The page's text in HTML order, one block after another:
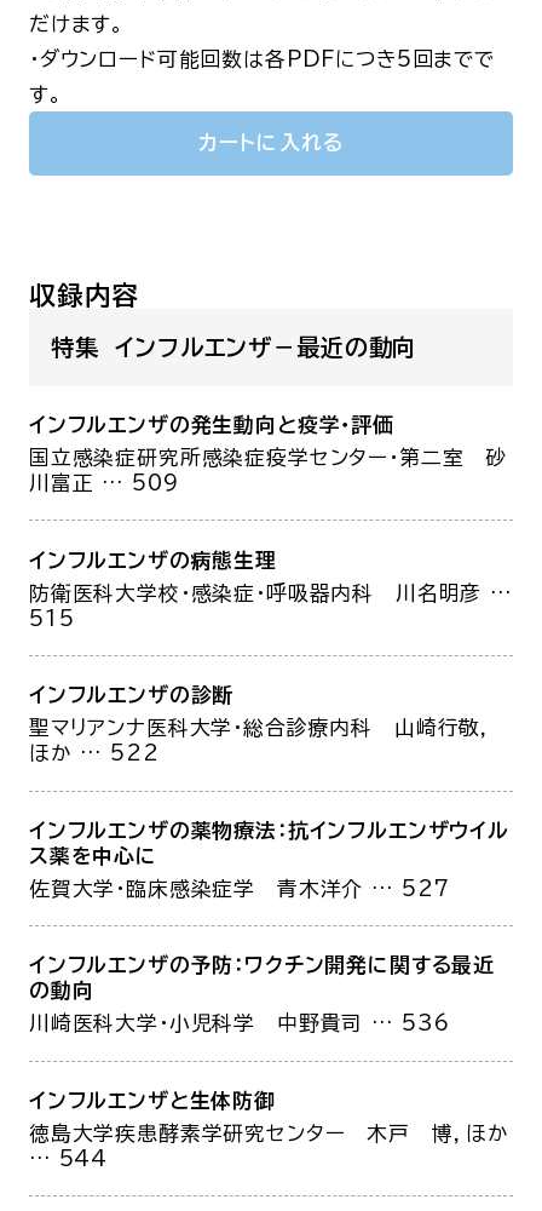
だけます。
・ダウンロード可能回数は各PDFにつき5回までで
す。
カートに入れる
収録内容
特集 インフルエンザ－最近の動向
インフルエンザの発生動向と疫学・評価
国立感染症研究所感染症疫学センター・第二室
砂
川富正 … 509
インフルエンザの病態生理
防衛医科大学校・感染症・呼吸器内科
川名明彦
…
515
インフルエンザの診断
聖マリアンナ医科大学・総合診療内科
山崎行敬，
ほか … 522
インフルエンザの薬物療法：抗インフルエンザウイル
ス薬を中心に
佐賀大学・臨床感染症学
青木洋介 … 527
インフルエンザの予防：ワクチン開発に関する最近
の動向
川崎医科大学・小児科学
中野貴司 … 536
インフルエンザと生体防御
徳島大学疾患酵素学研究センター
木戸 博，ほか
… 544